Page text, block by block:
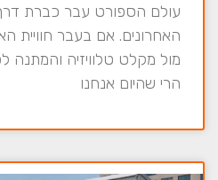
עולם הספורט עבר כברת
האחרונים. אם בעבר חוויית
מול מקלט טלוויזיה והמתנה
הרי שהיום אנחנו